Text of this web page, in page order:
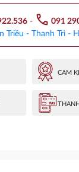
- call 091
Triều - Thanh Trì -
CAM